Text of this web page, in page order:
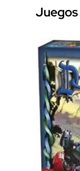
Juegos